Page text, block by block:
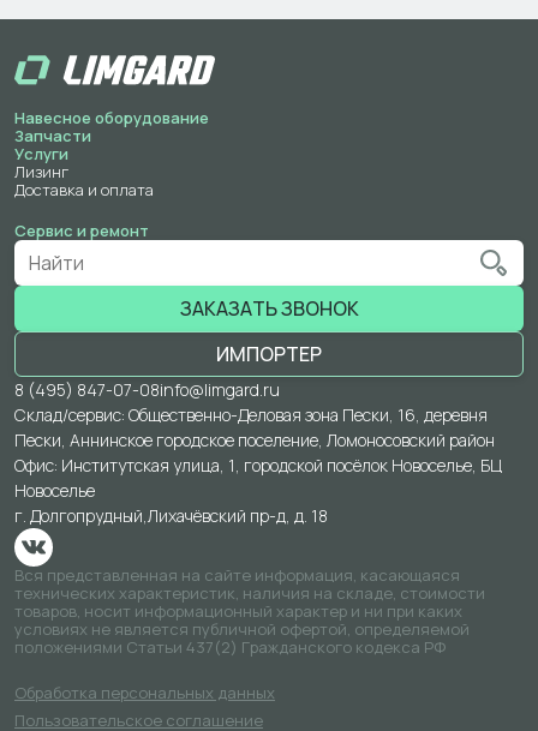
Навесное оборудование
Запчасти
Услуги
Лизинг
Доставка и оплата
Сервис и ремонт
ЗАКАЗАТЬ ЗВОНОК
ИМПОРТЕР
8 (495) 847-07-08info@limgard.ru
Склад/сервис: Общественно-Деловая зона Пески, 16, деревня
Пески, Аннинское городское поселение, Ломоносовский район
Офис: Институтская улица, 1, городской посёлок Новоселье, БЦ
Новоселье
г. Долгопрудный,Лихачёвский пр-д, д. 18
Вся представленная на сайте информация, касающаяся
технических характеристик, наличия на складе, стоимости
товаров, носит информационный характер и ни при каких
условиях не является публичной офертой, определяемой
положениями Статьи 437(2) Гражданского кодекса РФ
Обработка персональных данных
Пользовательское соглашение